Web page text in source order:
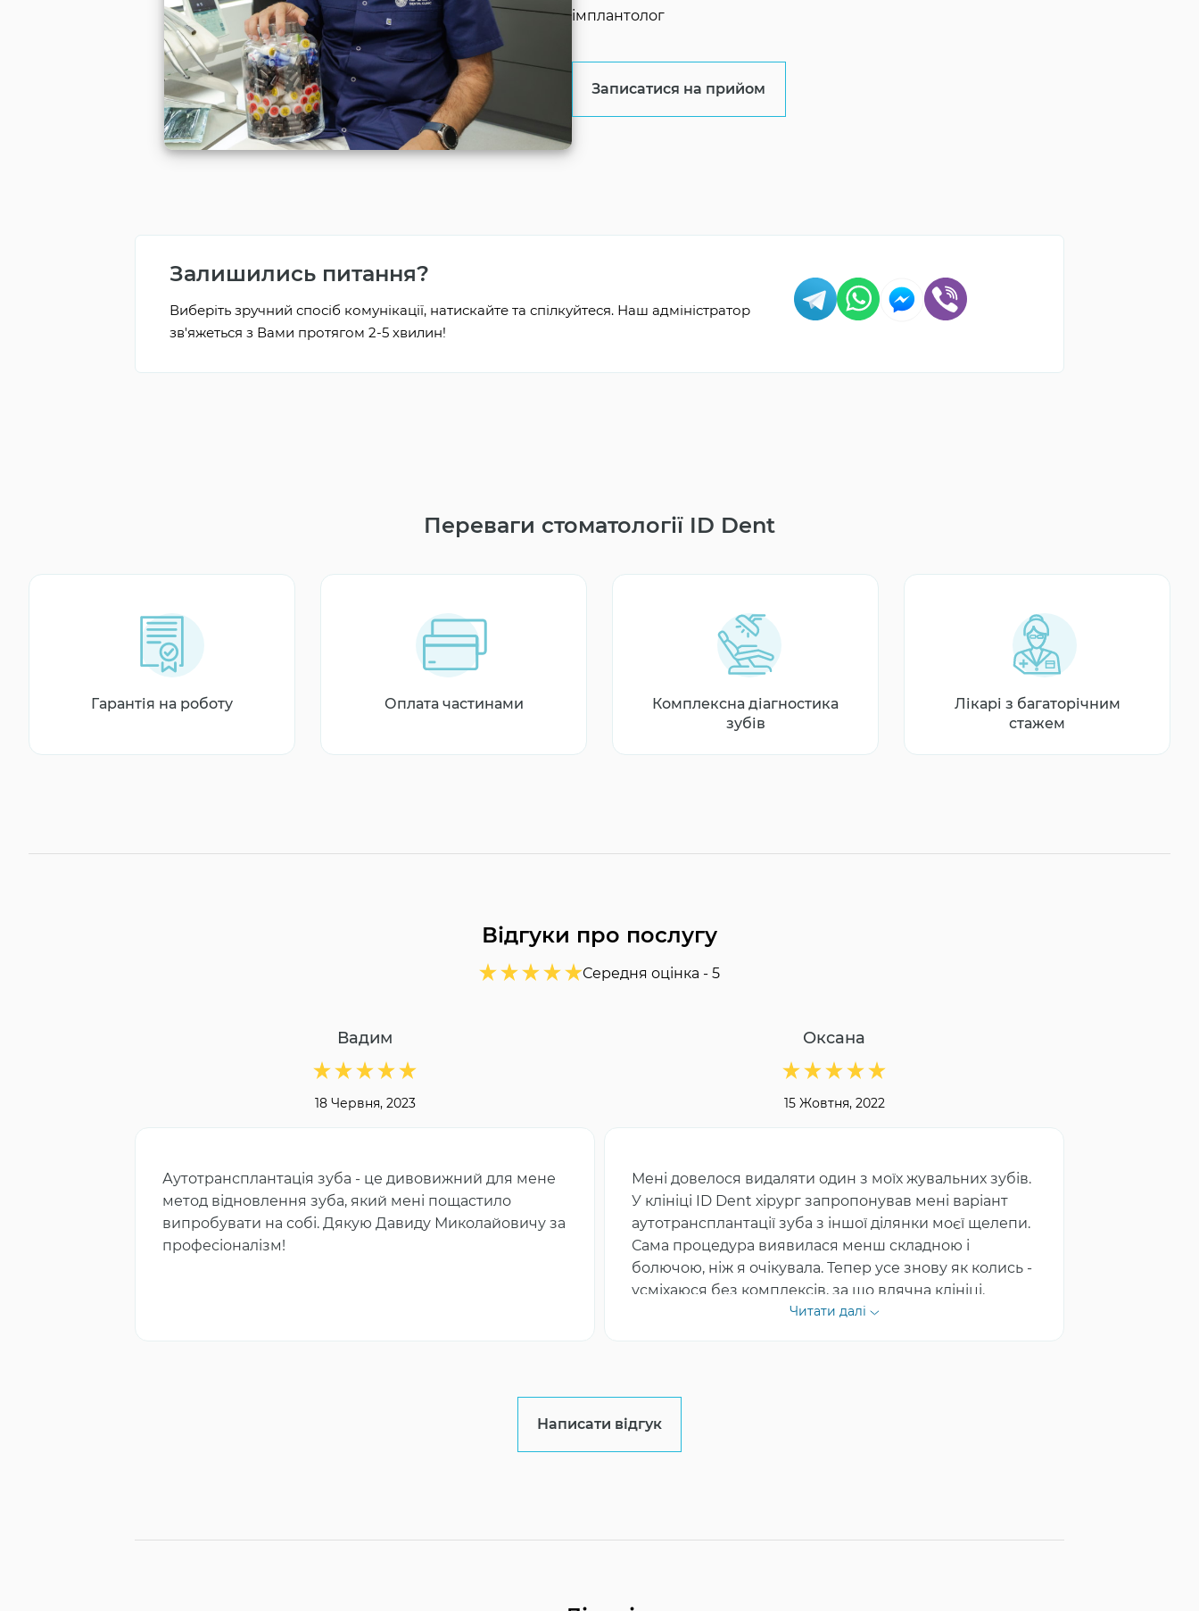
імплантолог
Записатися на прийом
Залишились питання?
Виберіть зручний спосіб комунікації, натискайте та спілкуйтеся. Наш адміністратор
зв'яжеться з Вами протягом 2-5 хвилин!
Переваги стоматології ID Dent
Гарантія на роботу Оплата частинами
Комплексна діагностика
зубів
Лікарі з багаторічним
стажем
Відгуки про послугу
Середня оцінка - 5
Вадим
18 Червня, 2023
Аутотрансплантація зуба - це дивовижний для мене
метод відновлення зуба, який мені пощастило
випробувати на собі. Дякую Давиду Миколайовичу за
професіоналізм!
Оксана
15 Жовтня, 2022
Мені довелося видаляти один з моїх жувальних зубів.
У клініці ID Dent хірург запропонував мені варіант
аутотрансплантації зуба з іншої ділянки моєї щелепи.
Сама процедура виявилася менш складною і
болючою, ніж я очікувала. Тепер усе знову як колись -
усміхаюся без комплексів, за що вдячна клініці.
Думала це вигадана процедура, а виявилася цілком
Читати далі
Написати відгук